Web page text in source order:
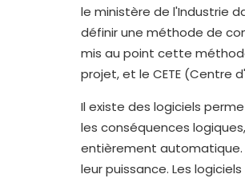
le ministère de l'Industrie
définir une méthode de
mis au point cette
projet, et le CETE (Centre
Il existe des logiciels
les conséquences
entièrement automatique.
leur puissance. Les logiciels